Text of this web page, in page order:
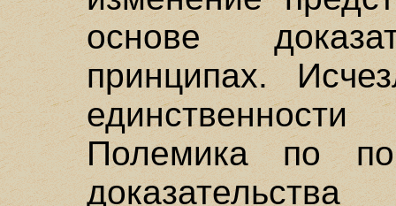
основе
принципах.
Полемика по